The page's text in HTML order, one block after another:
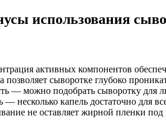
использования
активных компонентов
позволяет сыворотке глубоко
— можно подобрать сыворотку для
несколько капель достаточно для
не оставляет жирной пленки